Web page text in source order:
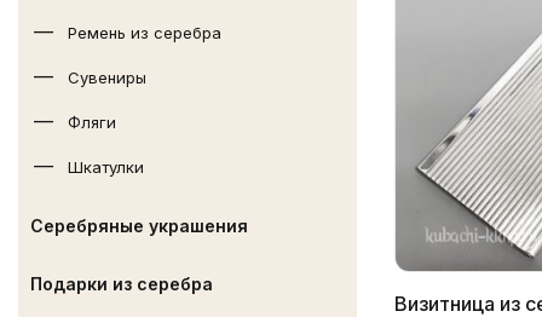
Ремень из серебра
Сувениры
Фляги
Шкатулки
Серебряные украшения
Подарки из серебра
Визитница из